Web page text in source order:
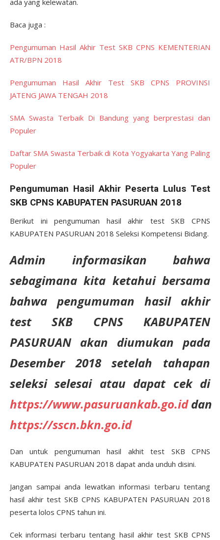
ada yang kelewatan.
Baca juga :
Pengumuman Hasil Akhir Test SKB CPNS KEMENTERIAN
ATR/BPN 2018
Pengumuman Hasil Akhir Test SKB CPNS PROVINSI
JATENG JAWA TENGAH 2018
SMA Swasta Terbaik Di Bandung yang berprestasi dan
Populer
Daftar SMA Swasta Terbaik di Kota Yogyakarta Yang Paling
Populer
Pengumuman Hasil Akhir Peserta Lulus Test
SKB CPNS KABUPATEN PASURUAN 2018
Berikut ini pengumuman hasil akhir test SKB CPNS
KABUPATEN PASURUAN 2018 Seleksi Kompetensi Bidang.
Admin informasikan bahwa
sebagimana kita ketahui bersama
bahwa pengumuman hasil akhir
test SKB CPNS KABUPATEN
PASURUAN akan diumukan pada
Desember 2018 setelah tahapan
seleksi selesai atau dapat cek di
https://www.pasuruankab.go.iddan
https://sscn.bkn.go.id
Dan untuk pengumuman hasil akhit test SKB CPNS
KABUPATEN PASURUAN 2018 dapat anda unduh disini.
Jangan sampai anda lewatkan informasi terbaru tentang
hasil akhir test SKB CPNS KABUPATEN PASURUAN 2018
peserta lolos CPNS tahun ini.
Cek informasi terbaru tentang hasil akhir test SKB CPNS